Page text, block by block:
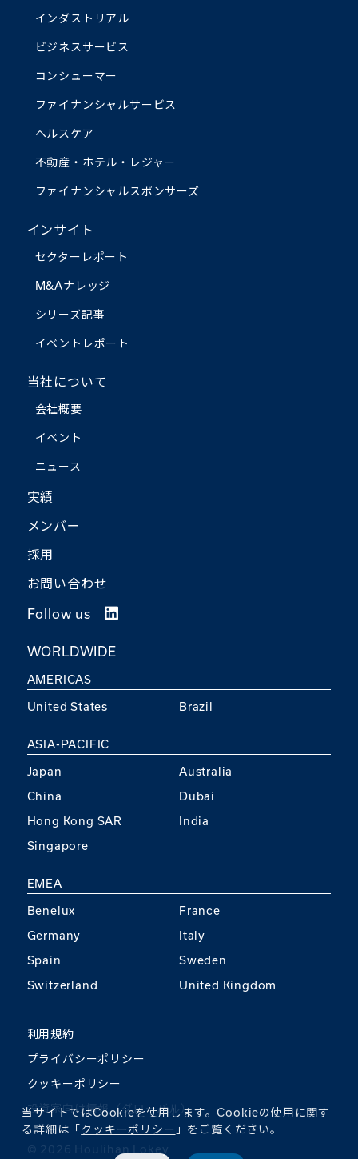
当サイトではCookieを使用します。Cookieの使用に関す
る詳細は「クッキーポリシー 」をご覧ください。
インダストリアル
ビジネスサービス
コンシューマー
ファイナンシャルサービス
ヘルスケア
不動産・ホテル・レジャー
ファイナンシャルスポンサーズ
インサイト
セクターレポート
M&Aナレッジ
シリーズ記事
イベントレポート
当社について
会社概要
イベント
ニュース
実績
メンバー
採用
お問い合わせ
Follow us
WORLDWIDE
AMERICAS
United States
Brazil
ASIA-PACIFIC
Japan
Australia
China
Dubai
Hong Kong SAR
India
Singapore
EMEA
Benelux
France
Germany
Italy
Spain
Sweden
Switzerland
United Kingdom
利用規約
プライバシーポリシー
クッキーポリシー
投資家向け情報（グローバル）
©︎ 2026 Houlihan Lokey